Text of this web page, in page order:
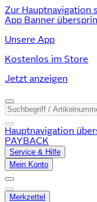
Zur Hauptnavigation
App Banner
Unsere App
Kostenlos im Store
Jetzt anzeigen
Hauptnavigation
PAYBACK
Service & Hilfe
Mein Konto
Merkzettel